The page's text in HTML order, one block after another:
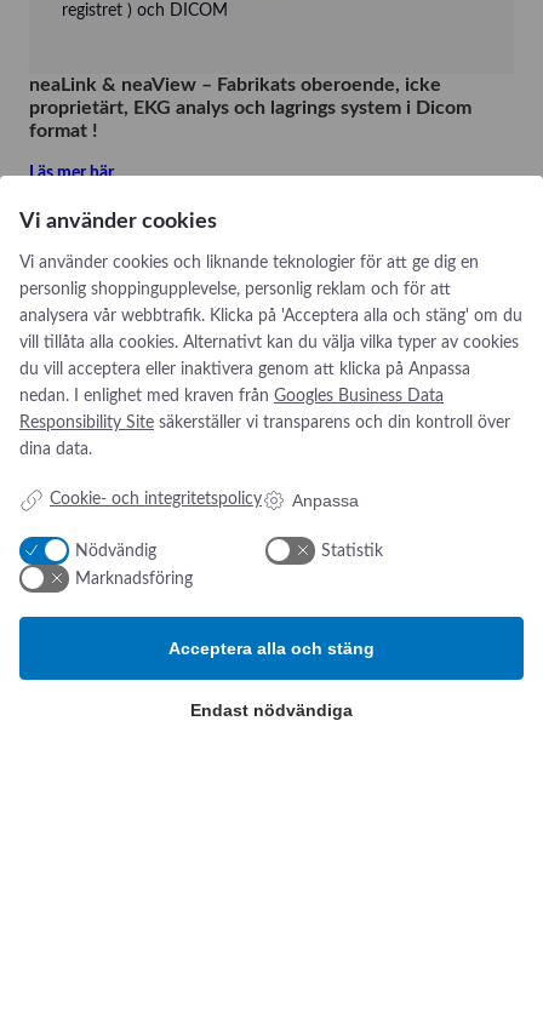
registret ) och DICOM
neaLink & neaView – Fabrikats oberoende, icke
proprietärt, EKG analys och lagrings system i Dicom
format !
Läs mer här.
Produktbeskrivningar och modeller
Här kan du se våra produktblad och datablad:
HL7
Dicom
Datamed FT
Kikarvägen 14
Om os
Nyheter
Om oss
Vi använder cookies
Vi använder cookies och liknande teknologier för att ge dig en
personlig shoppingupplevelse, personlig reklam och för att
analysera vår webbtrafik. Klicka på 'Acceptera alla och stäng' om du
vill tillåta alla cookies. Alternativt kan du välja vilka typer av cookies
du vill acceptera eller inaktivera genom att klicka på Anpassa
nedan. I enlighet med kraven från Googles Business Data
Responsibility Site säkerställer vi transparens och din kontroll över
dina data.
Cookie- och integritetspolicy Anpassa
Nödvändig
Statistik
Marknadsföring
Endast nödvändiga
Acceptera alla och stäng